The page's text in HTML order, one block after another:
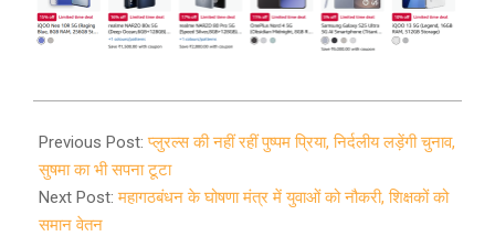
10-
18
Previous Post:प्लुरल्स की नहीं रहीं पुष्पम प्रिया, निर्दलीय लड़ेंगी चुनाव,
सुषमा का भी सपना टूटा
Next Post:महागठबंधन के घोषणा मंत्र में युवाओं को नौकरी, शिक्षकों को
समान वेतन